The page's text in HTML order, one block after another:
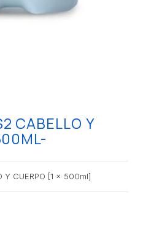
CABELLO Y
Y CUERPO [1 x 500ml]